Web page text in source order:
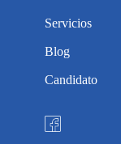
Servicios
Blog
Candidato